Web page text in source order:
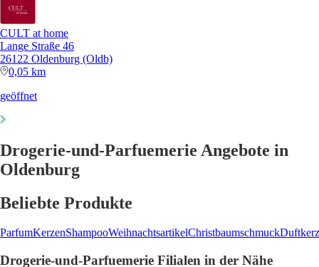
CULT at home
Lange Straße 46
26122 Oldenburg (Oldb)
0,05 km
geöffnet
Drogerie-und-Parfuemerie Angebote in
Oldenburg
Beliebte Produkte
ParfumKerzenShampooWeihnachtsartikelChristbaumschmuck
Drogerie-und-Parfuemerie Filialen in der Nähe